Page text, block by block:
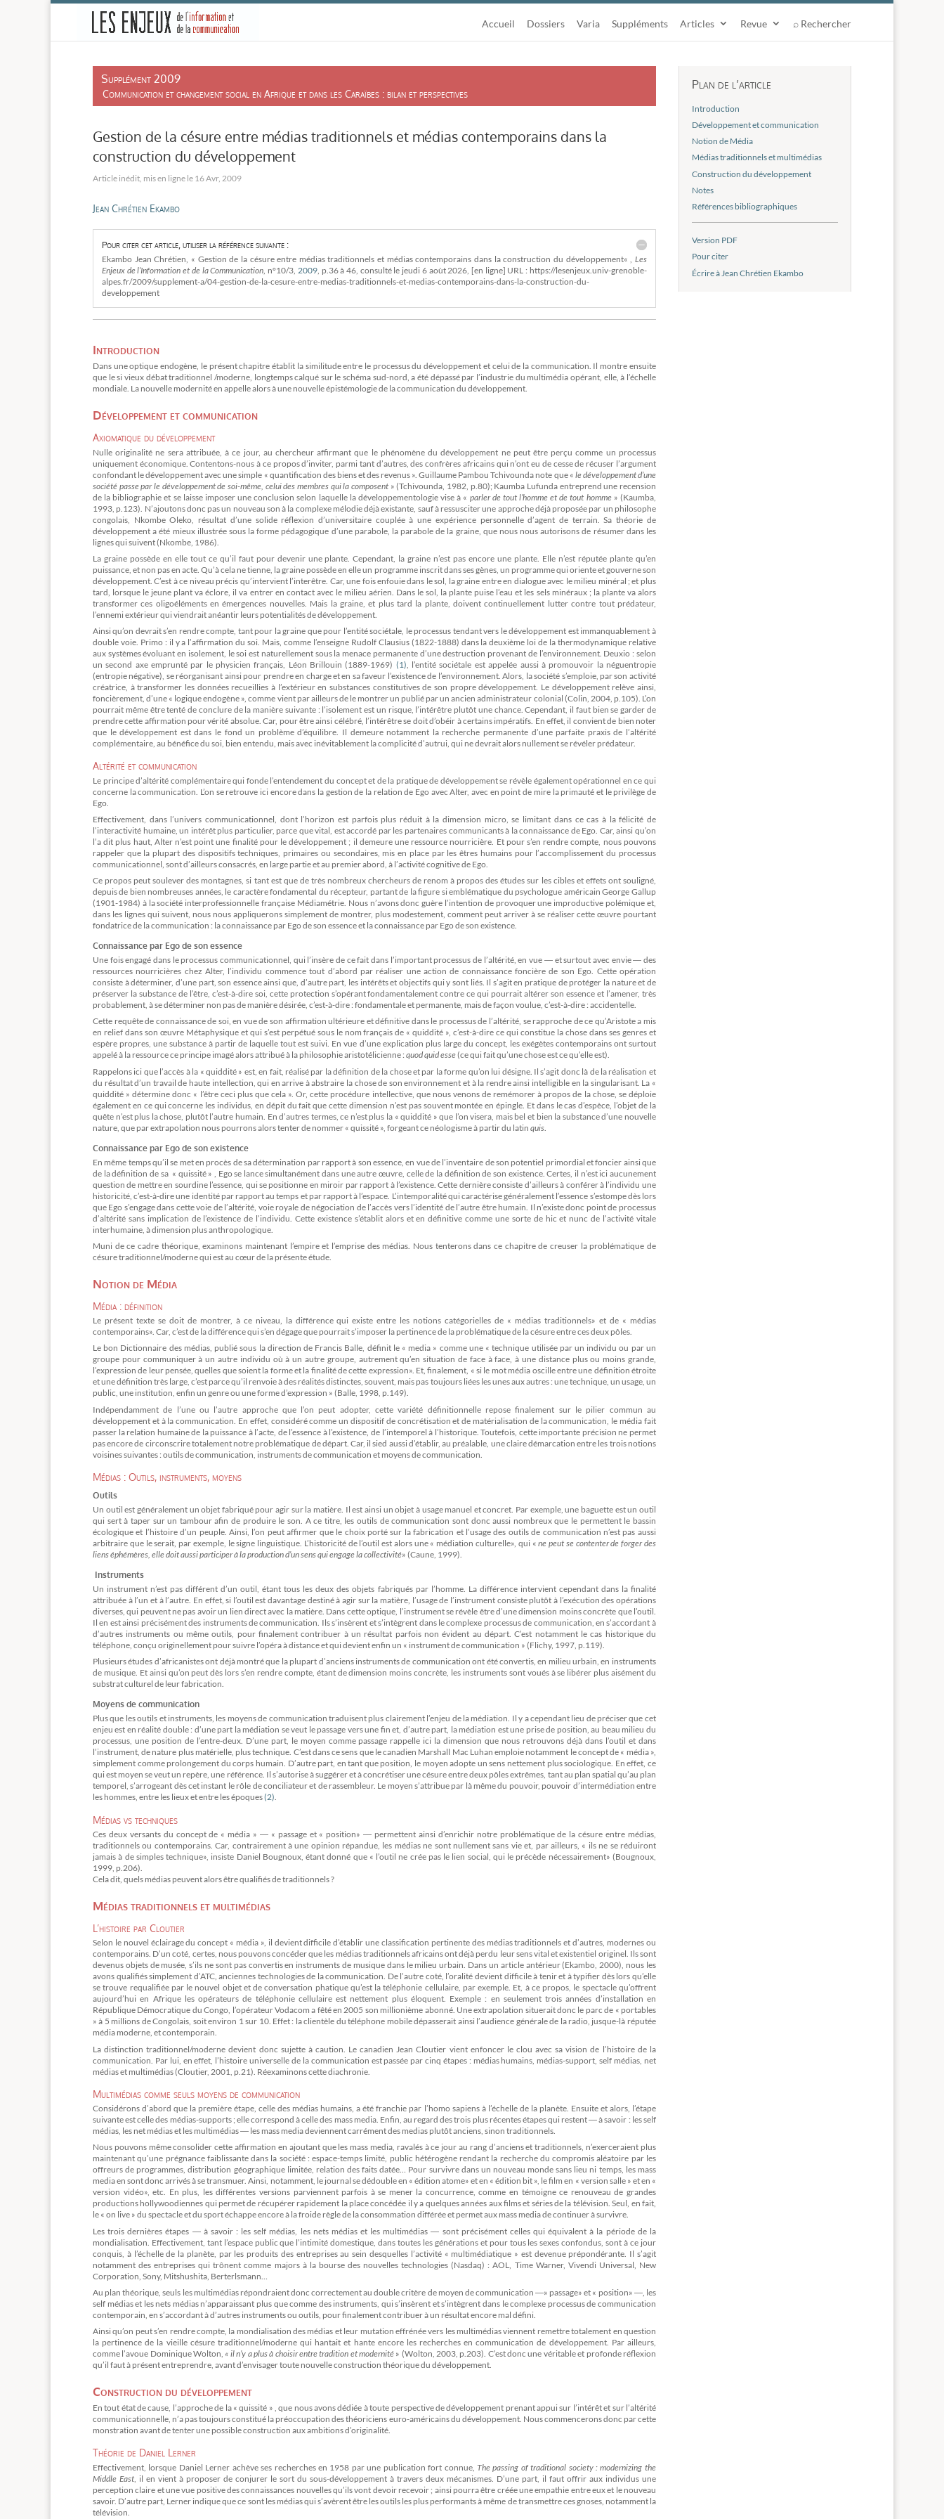
-
Accueil Dossiers Varia Suppléments Articles Revue ⌕ Rechercher
Supplément 2009
Communication et changement social en Afrique et dans les Caraïbes : bilan et perspectives
Gestion de la césure entre médias traditionnels et médias contemporains dans la
construction du développement
16 Avr, 2009
Jean Chrétien Ekambo
Pour citer cet article, utiliser la référence suivante :
Ekambo Jean Chrétien, « Gestion de la césure entre médias traditionnels et médias contemporains dans la construction du développement« , Les
Enjeux de l’Information et de la Communication, n°10/3, 2009, p.36 à 46, consulté le jeudi 6 aoùt 2026, [en ligne] URL : https://lesenjeux.univ-grenoble-
alpes.fr/2009/supplement-a/04-gestion-de-la-cesure-entre-medias-traditionnels-et-medias-contemporains-dans-la-construction-du-
developpement
Introduction
Dans une optique endogène, le présent chapitre établit la similitude entre le processus du développement et celui de la communication. Il montre ensuite
que le si vieux débat traditionnel /moderne, longtemps calqué sur le schéma sud-nord, a été dépassé par l’industrie du multimédia opérant, elle, à l’échelle
mondiale. La nouvelle modernité en appelle alors à une nouvelle épistémologie de la communication du développement.
Développement et communication
Axiomatique du développement
Nulle originalité ne sera attribuée, à ce jour, au chercheur affirmant que le phénomène du développement ne peut être perçu comme un processus
uniquement économique. Contentons-nous à ce propos d’inviter, parmi tant d’autres, des confrères africains qui n’ont eu de cesse de récuser l’argument
confondant le développement avec une simple « quantification des biens et des revenus ». Guillaume Pambou Tchivounda note que « le développement d’une
société passe par le développement de soi-même, celui des membres qui la composent » (Tchivounda, 1982, p.80); Kaumba Lufunda entreprend une recension
de la bibliographie et se laisse imposer une conclusion selon laquelle la développementologie vise à « parler de tout l’homme et de tout homme » (Kaumba,
1993, p.123). N’ajoutons donc pas un nouveau son à la complexe mélodie déjà existante, sauf à ressusciter une approche déjà proposée par un philosophe
congolais, Nkombe Oleko, résultat d’une solide réflexion d’universitaire couplée à une expérience personnelle d’agent de terrain. Sa théorie de
développement a été mieux illustrée sous la forme pédagogique d’une parabole, la parabole de la graine, que nous nous autorisons de résumer dans les
lignes qui suivent (Nkombe, 1986).
La graine possède en elle tout ce qu’il faut pour devenir une plante. Cependant, la graine n’est pas encore une plante. Elle n’est réputée plante qu’en
puissance, et non pas en acte. Qu’à cela ne tienne, la graine possède en elle un programme inscrit dans ses gènes, un programme qui oriente et gouverne son
développement. C’est à ce niveau précis qu’intervient l’interêtre. Car, une fois enfouie dans le sol, la graine entre en dialogue avec le milieu minéral ; et plus
tard, lorsque le jeune plant va éclore, il va entrer en contact avec le milieu aérien. Dans le sol, la plante puise l’eau et les sels minéraux ; la plante va alors
transformer ces oligoéléments en émergences nouvelles. Mais la graine, et plus tard la plante, doivent continuellement lutter contre tout prédateur,
l’ennemi extérieur qui viendrait anéantir leurs potentialités de développement.
Ainsi qu’on devrait s’en rendre compte, tant pour la graine que pour l’entité sociétale, le processus tendant vers le développement est immanquablement à
double voie. Primo : il y a l’affirmation du soi. Mais, comme l’enseigne Rudolf Clausius (1822-1888) dans la deuxième loi de la thermodynamique relative
aux systèmes évoluant en isolement, le soi est naturellement sous la menace permanente d’une destruction provenant de l’environnement. Deuxio : selon
un second axe emprunté par le physicien français, Léon Brillouin (1889-1969) (1), l’entité sociétale est appelée aussi à promouvoir la néguentropie
(entropie négative), se réorganisant ainsi pour prendre en charge et en sa faveur l’existence de l’environnement. Alors, la société s’emploie, par son activité
créatrice, à transformer les données recueillies à l’extérieur en substances constitutives de son propre développement. Le développement relève ainsi,
foncièrement, d’une « logique endogène », comme vient par ailleurs de le montrer un publié par un ancien administrateur colonial (Colin, 2004, p.105). L’on
pourrait même être tenté de conclure de la manière suivante : l’isolement est un risque, l’intérêtre plutôt une chance. Cependant, il faut bien se garder de
prendre cette affirmation pour vérité absolue. Car, pour être ainsi célébré, l’intérêtre se doit d’obéir à certains impératifs. En effet, il convient de bien noter
que le développement est dans le fond un problème d’équilibre. Il demeure notamment la recherche permanente d’une parfaite praxis de l’altérité
complémentaire, au bénéfice du soi, bien entendu, mais avec inévitablement la complicité d’autrui, qui ne devrait alors nullement se révéler prédateur.
Altérité et communication
Le principe d’altérité complémentaire qui fonde l’entendement du concept et de la pratique de développement se révèle également opérationnel en ce qui
concerne la communication. L’on se retrouve ici encore dans la gestion de la relation de Ego avec Alter, avec en point de mire la primauté et le privilège de
Ego.
Effectivement, dans l’univers communicationnel, dont l’horizon est parfois plus réduit à la dimension micro, se limitant dans ce cas à la félicité de
l’interactivité humaine, un intérêt plus particulier, parce que vital, est accordé par les partenaires communicants à la connaissance de Ego. Car, ainsi qu’on
l’a dit plus haut, Alter n’est point une finalité pour le développement ; il demeure une ressource nourricière. Et pour s’en rendre compte, nous pouvons
rappeler que la plupart des dispositifs techniques, primaires ou secondaires, mis en place par les êtres humains pour l’accomplissement du processus
communicationnel, sont d’ailleurs consacrés, en large partie et au premier abord, à l’activité cognitive de Ego.
Ce propos peut soulever des montagnes, si tant est que de très nombreux chercheurs de renom à propos des études sur les cibles et effets ont souligné,
depuis de bien nombreuses années, le caractère fondamental du récepteur, partant de la figure si emblématique du psychologue américain George Gallup
(1901-1984) à la société interprofessionnelle française Médiamétrie. Nous n’avons donc guère l’intention de provoquer une improductive polémique et,
dans les lignes qui suivent, nous nous appliquerons simplement de montrer, plus modestement, comment peut arriver à se réaliser cette œuvre pourtant
fondatrice de la communication : la connaissance par Ego de son essence et la connaissance par Ego de son existence.
Connaissance par Ego de son essence
Une fois engagé dans le processus communicationnel, qui l’insère de ce fait dans l’important processus de l’altérité, en vue ― et surtout avec envie ― des
ressources nourricières chez Alter, l’individu commence tout d’abord par réaliser une action de connaissance foncière de son Ego. Cette opération
consiste à déterminer, d’une part, son essence ainsi que, d’autre part, les intérêts et objectifs qui y sont liés. Il s’agit en pratique de protéger la nature et de
préserver la substance de l’être, c’est-à-dire soi, cette protection s’opérant fondamentalement contre ce qui pourrait altérer son essence et l’amener, très
probablement, à se déterminer non pas de manière désirée, c’est-à-dire : fondamentale et permanente, mais de façon voulue, c’est-à-dire : accidentelle.
Cette requête de connaissance de soi, en vue de son affirmation ultérieure et définitive dans le processus de l’altérité, se rapproche de ce qu’Aristote a mis
en relief dans son œuvre Métaphysique et qui s’est perpétué sous le nom français de « quiddité », c’est-à-dire ce qui constitue la chose dans ses genres et
espère propres, une substance à partir de laquelle tout est suivi. En vue d’une explication plus large du concept, les exégètes contemporains ont surtout
appelé à la ressource ce principe imagé alors attribué à la philosophie aristotélicienne : quod quid esse(ce qui fait qu’une chose est ce qu’elle est).
Rappelons ici que l’accès à la « quiddité » est, en fait, réalisé par la définition de la chose et par la forme qu’on lui désigne. Il s’agit donc là de la réalisation et
du résultat d’un travail de haute intellection, qui en arrive à abstraire la chose de son environnement et à la rendre ainsi intelligible en la singularisant. La «
quiddité » détermine donc « l’être ceci plus que cela ». Or, cette procédure intellective, que nous venons de remémorer à propos de la chose, se déploie
également en ce qui concerne les individus, en dépit du fait que cette dimension n’est pas souvent montée en épingle. Et dans le cas d’espèce, l’objet de la
quête n’est plus la chose, plutôt l’autre humain. En d’autres termes, ce n’est plus la « quiddité » que l’on visera, mais bel et bien la substance d’une nouvelle
nature, que par extrapolation nous pourrons alors tenter de nommer « quissité », forgeant ce néologisme à partir du latin quis
Connaissance par Ego de son existence
En même temps qu’il se met en procès de sa détermination par rapport à son essence, en vue de l’inventaire de son potentiel primordial et foncier ainsi que
de la définition de sa « quissité » , Ego se lance simultanément dans une autre œuvre, celle de la définition de son existence. Certes, il n’est ici aucunement
question de mettre en sourdine l’essence, qui se positionne en miroir par rapport à l’existence. Cette dernière consiste d’ailleurs à conférer à l’individu une
historicité, c’est-à-dire une identité par rapport au temps et par rapport à l’espace. L’intemporalité qui caractérise généralement l’essence s’estompe dès lors
que Ego s’engage dans cette voie de l’altérité, voie royale de négociation de l’accès vers l’identité de l’autre être humain. Il n’existe donc point de processus
d’altérité sans implication de l’existence de l’individu. Cette existence s’établit alors et en définitive comme une sorte de hic et nunc de l’activité vitale
interhumaine, à dimension plus anthropologique.
Muni de ce cadre théorique, examinons maintenant l’empire et l’emprise des médias. Nous tenterons dans ce chapitre de creuser la problématique de
césure traditionnel/moderne qui est au cœur de la présente étude.
Notion de Média
Média : définition
Le présent texte se doit de montrer, à ce niveau, la différence qui existe entre les notions catégorielles de « médias traditionnels» et de « médias
contemporains». Car, c’est de la différence qui s’en dégage que pourrait s’imposer la pertinence de la problématique de la césure entre ces deux pôles.
Le bon Dictionnaire des médias, publié sous la direction de Francis Balle, définit le « media » comme une « technique utilisée par un individu ou par un
groupe pour communiquer à un autre individu où à un autre groupe, autrement qu’en situation de face à face, à une distance plus ou moins grande,
l’expression de leur pensée, quelles que soient la forme et la finalité de cette expression». Et, finalement, « si le mot média oscille entre une définition étroite
et une définition très large, c’est parce qu’il renvoie à des réalités distinctes, souvent, mais pas toujours liées les unes aux autres : une technique, un usage, un
public, une institution, enfin un genre ou une forme d’expression » (Balle, 1998, p.149).
Indépendamment de l’une ou l’autre approche que l’on peut adopter, cette variété définitionnelle repose finalement sur le pilier commun au
développement et à la communication. En effet, considéré comme un dispositif de concrétisation et de matérialisation de la communication, le média fait
passer la relation humaine de la puissance à l’acte, de l’essence à l’existence, de l’intemporel à l’historique. Toutefois, cette importante précision ne permet
pas encore de circonscrire totalement notre problématique de départ. Car, il sied aussi d’établir, au préalable, une claire démarcation entre les trois notions
voisines suivantes : outils de communication, instruments de communication et moyens de communication.
Médias : Outils, instruments, moyens
Outils
Un outil est généralement un objet fabriqué pour agir sur la matière. Il est ainsi un objet à usage manuel et concret. Par exemple, une baguette est un outil
qui sert à taper sur un tambour afin de produire le son. A ce titre, les outils de communication sont donc aussi nombreux que le permettent le bassin
écologique et l’histoire d’un peuple. Ainsi, l’on peut affirmer que le choix porté sur la fabrication et l’usage des outils de communication n’est pas aussi
arbitraire que le serait, par exemple, le signe linguistique. L’historicité de l’outil est alors une « médiation culturelle», qui «ne peut se contenter de forger des
liens éphémères, elle doit aussi participer à la production d’un sens qui engage la collectivité» (Caune, 1999).
Instruments
Un instrument n’est pas différent d’un outil, étant tous les deux des objets fabriqués par l’homme. La différence intervient cependant dans la finalité
attribuée à l’un et à l’autre. En effet, si l’outil est davantage destiné à agir sur la matière, l’usage de l’instrument consiste plutôt à l’exécution des opérations
diverses, qui peuvent ne pas avoir un lien direct avec la matière. Dans cette optique, l’instrument se révèle être d’une dimension moins concrète que l’outil.
Il en est ainsi précisément des instruments de communication. Ils s’insèrent et s’intègrent dans le complexe processus de communication, en s’accordant à
d’autres instruments ou même outils, pour finalement contribuer à un résultat parfois non évident au départ. C’est notamment le cas historique du
téléphone, conçu originellement pour suivre l’opéra à distance et qui devient enfin un « instrument de communication » (Flichy, 1997, p.119).
Plusieurs études d’africanistes ont déjà montré que la plupart d’anciens instruments de communication ont été convertis, en milieu urbain, en instruments
de musique. Et ainsi qu’on peut dès lors s’en rendre compte, étant de dimension moins concrète, les instruments sont voués à se libérer plus aisément du
substrat culturel de leur fabrication.
Moyens de communication
Plus que les outils et instruments, les moyens de communication traduisent plus clairement l’enjeu de la médiation. Il y a cependant lieu de préciser que cet
enjeu est en réalité double : d’une part la médiation se veut le passage vers une fin et, d’autre part, la médiation est une prise de position, au beau milieu du
processus, une position de l’entre-deux. D’une part, le moyen comme passage rappelle ici la dimension que nous retrouvons déjà dans l’outil et dans
l’instrument, de nature plus matérielle, plus technique. C’est dans ce sens que le canadien Marshall Mac Luhan emploie notamment le concept de « média »,
simplement comme prolongement du corps humain. D’autre part, en tant que position, le moyen adopte un sens nettement plus sociologique. En effet, ce
qui est moyen se veut un repère, une référence. Il s’autorise à suggérer et à concrétiser une césure entre deux pôles extrêmes, tant au plan spatial qu’au plan
temporel, s’arrogeant dès cet instant le rôle de conciliateur et de rassembleur. Le moyen s’attribue par là même du pouvoir, pouvoir d’intermédiation entre
les hommes, entre les lieux et entre les époques(2).
Médias vs techniques
Ces deux versants du concept de « média » ― « passage et « position» ― permettent ainsi d’enrichir notre problématique de la césure entre médias,
traditionnels ou contemporains. Car, contrairement à une opinion répandue, les médias ne sont nullement sans vie et, par ailleurs, « ils ne se réduiront
jamais à de simples technique», insiste Daniel Bougnoux, étant donné que « l’outil ne crée pas le lien social, qui le précède nécessairement» (Bougnoux,
1999, p.206).
Cela dit, quels médias peuvent alors être qualifiés de traditionnels ?
Médias traditionnels et multimédias
L’histoire par Cloutier
Selon le nouvel éclairage du concept « média », il devient difficile d’établir une classification pertinente des médias traditionnels et d’autres, modernes ou
contemporains. D’un coté, certes, nous pouvons concéder que les médias traditionnels africains ont déjà perdu leur sens vital et existentiel originel. Ils sont
devenus objets de musée, s’ils ne sont pas convertis en instruments de musique dans le milieu urbain. Dans un article antérieur (Ekambo, 2000), nous les
avons qualifiés simplement d’ATC, anciennes technologies de la communication. De l’autre coté, l’oralité devient difficile à tenir et à typifier dès lors qu’elle
se trouve requalifiée par le nouvel objet et de conversation phatique qu’est la téléphonie cellulaire, par exemple. Et, à ce propos, le spectacle qu’offrent
aujourd’hui en Afrique les opérateurs de téléphonie cellulaire est nettement plus éloquent. Exemple : en seulement trois années d’installation en
République Démocratique du Congo, l’opérateur Vodacom a fêté en 2005 son millionième abonné. Une extrapolation situerait donc le parc de « portables
» à 5 millions de Congolais, soit environ 1 sur 10. Effet : la clientèle du téléphone mobile dépasserait ainsi l’audience générale de la radio, jusque-là réputée
média moderne, et contemporain.
La distinction traditionnel/moderne devient donc sujette à caution. Le canadien Jean Cloutier vient enfoncer le clou avec sa vision de l’histoire de la
communication. Par lui, en effet, l’histoire universelle de la communication est passée par cinq étapes : médias humains, médias-support, self médias, net
médias et multimédias (Cloutier, 2001, p.21). Réexaminons cette diachronie.
Multimédias comme seuls moyens de communication
Considérons d’abord que la première étape, celle des médias humains, a été franchie par l’homo sapiens à l’échelle de la planète. Ensuite et alors, l’étape
suivante est celle des médias-supports ; elle correspond à celle des mass media. Enfin, au regard des trois plus récentes étapes qui restent ― à savoir : les self
médias, les net médias et les multimédias ― les mass media deviennent carrément des medias plutôt anciens, sinon traditionnels.
Nous pouvons même consolider cette affirmation en ajoutant que les mass media, ravalés à ce jour au rang d’anciens et traditionnels, n’exerceraient plus
maintenant qu’une prégnance faiblissante dans la société : espace-temps limité, public hétérogène rendant la recherche du compromis aléatoire par les
offreurs de programmes, distribution géographique limitée, relation des faits datée… Pour survivre dans un nouveau monde sans lieu ni temps, les mass
media en sont donc arrivés à se transmuer. Ainsi, notamment, le journal se dédouble en « édition atome» et en « édition bit », le film en « version salle » et en «
version vidéo», etc. En plus, les différentes versions parviennent parfois à se mener la concurrence, comme en témoigne ce renouveau de grandes
productions hollywoodiennes qui permet de récupérer rapidement la place concédée il y a quelques années aux films et séries de la télévision. Seul, en fait,
le « on live » du spectacle et du sport échappe encore à la froide règle de la consommation différée et permet aux mass media de continuer à survivre.
Les trois dernières étapes ― à savoir : les self médias, les nets médias et les multimédias ― sont précisément celles qui équivalent à la période de la
mondialisation. Effectivement, tant l’espace public que l’intimité domestique, dans toutes les générations et pour tous les sexes confondus, sont à ce jour
conquis, à l’échelle de la planète, par les produits des entreprises au sein desquelles l’activité « multimédiatique » est devenue prépondérante. Il s’agit
notamment des entreprises qui trônent comme majors à la bourse des nouvelles technologies (Nasdaq) : AOL, Time Warner, Vivendi Universal, New
Corporation, Sony, Mitshushita, Berterlsmann…
Au plan théorique, seuls les multimédias répondraient donc correctement au double critère de moyen de communication ―» passage» et « position» ―, les
self médias et les nets médias n’apparaissant plus que comme des instruments, qui s’insèrent et s’intègrent dans le complexe processus de communication
contemporain, en s’accordant à d’autres instruments ou outils, pour finalement contribuer à un résultat encore mal défini.
Ainsi qu’on peut s’en rendre compte, la mondialisation des médias et leur mutation effrénée vers les multimédias viennent remettre totalement en question
la pertinence de la vieille césure traditionnel/moderne qui hantait et hante encore les recherches en communication de développement. Par ailleurs,
comme l’avoue Dominique Wolton, « il n’y a plus à choisir entre tradition et modernité » (Wolton, 2003, p.203). C’est donc une véritable et profonde réflexion
qu’il faut à présent entreprendre, avant d’envisager toute nouvelle construction théorique du développement.
Construction du développement
En tout état de cause, l’approche de la « quissité » , que nous avons dédiée à toute perspective de développement prenant appui sur l’intérêt et sur l’altérité
communicationnelle, n’a pas toujours constitué la préoccupation des théoriciens euro-américains du développement. Nous commencerons donc par cette
monstration avant de tenter une possible construction aux ambitions d’originalité.
Théorie de Daniel Lerner
Effectivement, lorsque Daniel Lerner achève ses recherches en 1958 par une publication fort connue, The passing of traditional society : modernizing the
Middle East , il en vient à proposer de conjurer le sort du sous-développement à travers deux mécanismes. D’une part, il faut offrir aux individus une
perception claire et une vue positive des connaissances nouvelles qu’ils vont devoir recevoir ; ainsi pourra être créée une empathie entre eux et le nouveau
savoir. D’autre part, Lerner indique que ce sont les médias qui s’avèrent être les outils les plus performants à même de transmettre ces gnoses, notamment la
télévision.
Plan de l’article
Introduction
Développement et communication
Notion de Média
Médias traditionnels et multimédias
Construction du développement
Notes
Références bibliographiques
Version PDF
Pour citer
Écrire à Jean Chrétien Ekambo